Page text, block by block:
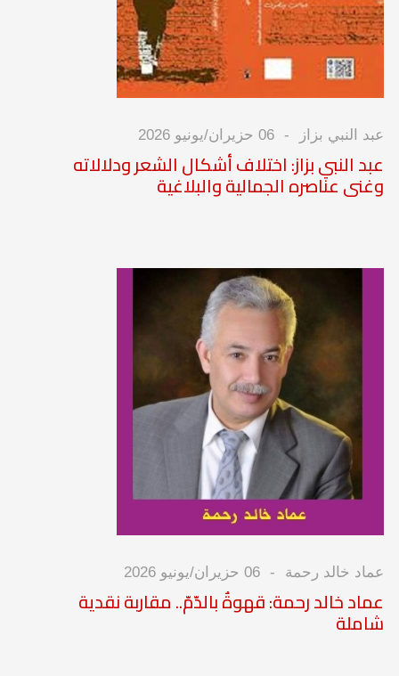
عبد النبي بزاز 06 حزيران/يونيو 2026
عبد النبي بزاز: اختلاف أشكال الشعر ودلالاته
وغنى عناصره الجمالية والبلاغية
عماد خالد رحمة 06 حزيران/يونيو 2026
عماد خالد رحمة: قهوةٌ بالدّمّ.. مقاربة نقدية
شاملة